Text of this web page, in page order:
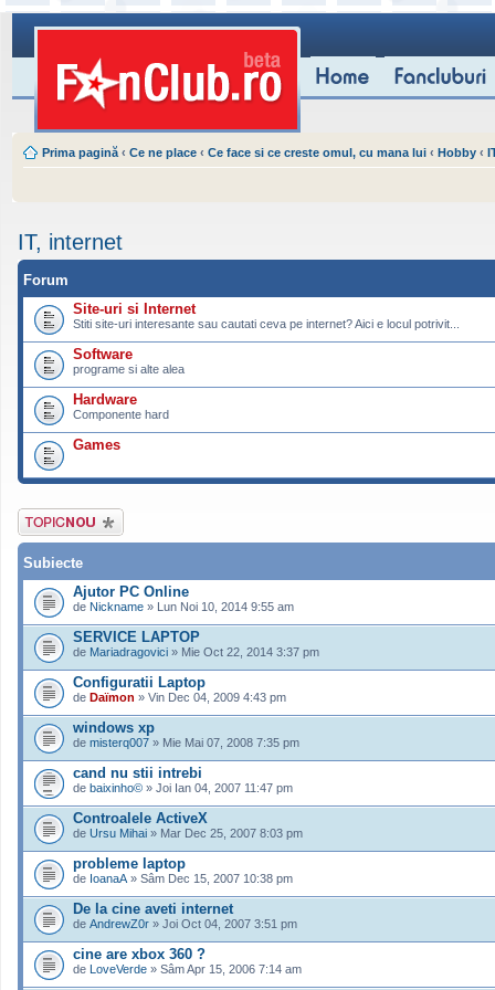
Prima pagină ‹ Ce ne place ‹ Ce face si ce creste omul, cu mana lui ‹ Hobby ‹
IT, internet
Forum
Site-uri si Internet
Stiti site-uri interesante sau cautati ceva pe internet? Aici e locul potrivit...
Software
programe si alte alea
Hardware
Componente hard
Games
Scrie un subiect
nou
Subiecte
Ajutor PC Online
de Nickname » Lun Noi 10, 2014 9:55 am
SERVICE LAPTOP
de Mariadragovici » Mie Oct 22, 2014 3:37 pm
Configuratii Laptop
de Daïmon » Vin Dec 04, 2009 4:43 pm
windows xp
de misterq007 » Mie Mai 07, 2008 7:35 pm
cand nu stii intrebi
de baixinho© » Joi Ian 04, 2007 11:47 pm
Controalele ActiveX
de Ursu Mihai » Mar Dec 25, 2007 8:03 pm
probleme laptop
de IoanaA » Sâm Dec 15, 2007 10:38 pm
De la cine aveti internet
de AndrewZ0r » Joi Oct 04, 2007 3:51 pm
cine are xbox 360 ?
de LoveVerde » Sâm Apr 15, 2006 7:14 am